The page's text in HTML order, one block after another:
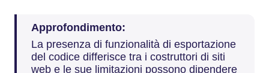
Approfondimento:
La presenza di funzionalità di esportazione
del codice differisce tra i costruttori di siti
web e le sue limitazioni possono dipendere